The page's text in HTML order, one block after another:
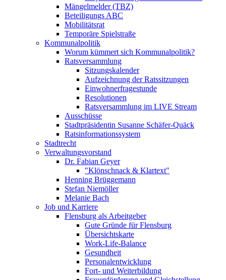
Mängelmelder (TBZ)
Beteiligungs ABC
Mobilitätsrat
Temporäre Spielstraße
Kommunalpolitik
Worum kümmert sich Kommunalpolitik?
Ratsversammlung
Sitzungskalender
Aufzeichnung der Ratssitzungen
Einwohnerfragestunde
Resolutionen
Ratsversammlung im LIVE Stream
Ausschüsse
Stadtpräsidentin Susanne Schäfer-Quäck
Ratsinformationssystem
Stadtrecht
Verwaltungsvorstand
Dr. Fabian Geyer
"Klönschnack & Klartext"
Henning Brüggemann
Stefan Niemöller
Melanie Bach
Job und Karriere
Flensburg als Arbeitgeber
Gute Gründe für Flensburg
Übersichtskarte
Work-Life-Balance
Gesundheit
Personalentwicklung
Fort- und Weiterbildung